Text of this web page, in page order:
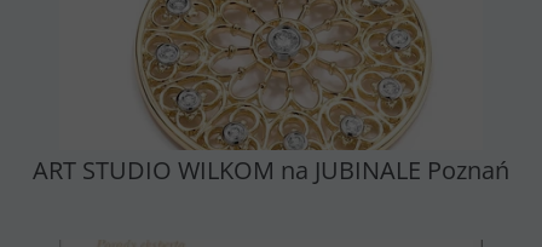
ART STUDIO WILKOM na JUBINALE Poznań